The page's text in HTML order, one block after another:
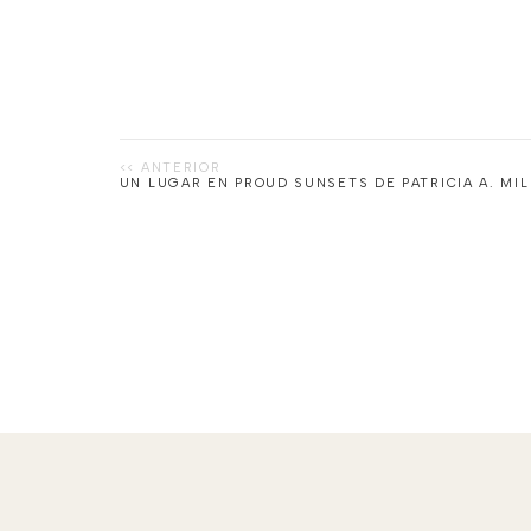
UN LUGAR EN PROUD SUNSETS DE PATRICIA A.